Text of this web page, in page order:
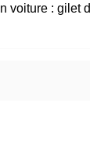
voiture : gilet